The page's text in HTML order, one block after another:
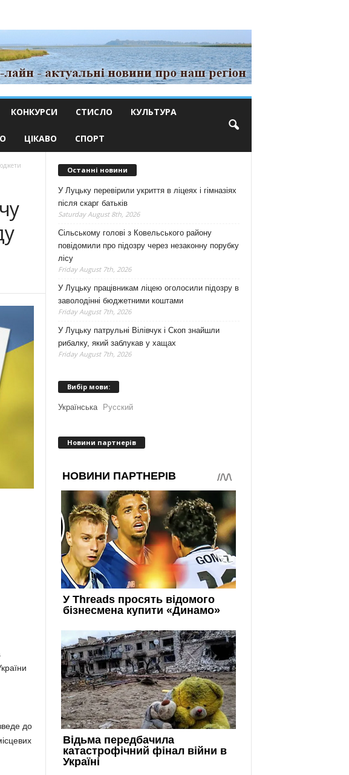
КОНКУРСИ СТИСЛО КУЛЬТУРА
ЦІКАВО СПОРТ
до
Останні новини
У Луцьку перевірили укриття в ліцеях і гімназіях
після скарг батьків
Saturday August 8th, 2026
Сільському голові з Ковельського району
повідомили про підозру через незаконну порубку
лісу
Friday August 7th, 2026
У Луцьку працівникам ліцею оголосили підозру в
заволодінні бюджетними коштами
Friday August 7th, 2026
У Луцьку патрульні Вілівчук і Скоп знайшли
рибалку, який заблукав у хащах
Friday August 7th, 2026
Вибір мови:
Українська Русский
Новини партнерів